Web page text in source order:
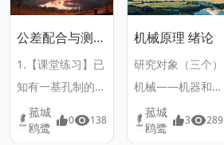
公差配合与测量
技术 11月3日
1.【课堂练习】已
知有一基孔制的
孔、轴配合，公称
尺寸 D = 25，最
菰城
鸥鹭
0 138
机械原理 绪论
研究对象（三个）
机械——机器和机
构的总称； 机构
——一种用来传递
菰城
鸥鹭
3 289